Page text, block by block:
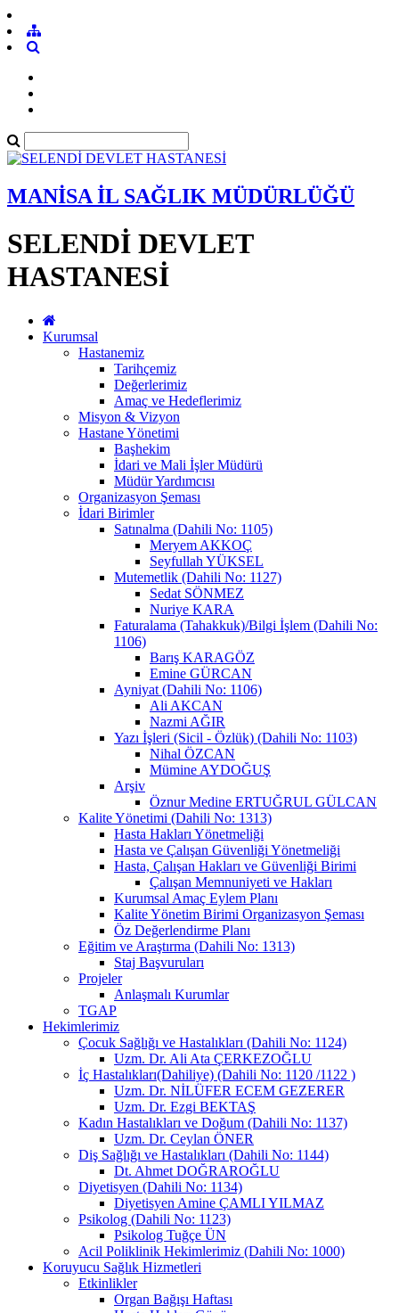
MANİSA İL SAĞLIK MÜDÜRLÜĞÜ
SELENDİ DEVLET
HASTANESİ
Kurumsal
Hastanemiz
Tarihçemiz
Değerlerimiz
Amaç ve Hedeflerimiz
Misyon & Vizyon
Hastane Yönetimi
Başhekim
İdari ve Mali İşler Müdürü
Müdür Yardımcısı
Organizasyon Şeması
İdari Birimler
Satınalma (Dahili No: 1105)
Meryem AKKOÇ
Seyfullah YÜKSEL
Mutemetlik (Dahili No: 1127)
Sedat SÖNMEZ
Nuriye KARA
Faturalama (Tahakkuk)/Bilgi İşlem (Dahili No:
1106)
Barış KARAGÖZ
Emine GÜRCAN
Ayniyat (Dahili No: 1106)
Ali AKCAN
Nazmi AĞIR
Yazı İşleri (Sicil - Özlük) (Dahili No: 1103)
Nihal ÖZCAN
Mümine AYDOĞUŞ
Arşiv
Öznur Medine ERTUĞRUL GÜLCAN
Kalite Yönetimi (Dahili No: 1313)
Hasta Hakları Yönetmeliği
Hasta ve Çalışan Güvenliği Yönetmeliği
Hasta, Çalışan Hakları ve Güvenliği Birimi
Çalışan Memnuniyeti ve Hakları
Kurumsal Amaç Eylem Planı
Kalite Yönetim Birimi Organizasyon Şeması
Öz Değerlendirme Planı
Eğitim ve Araştırma (Dahili No: 1313)
Staj Başvuruları
Projeler
Anlaşmalı Kurumlar
TGAP
Hekimlerimiz
Çocuk Sağlığı ve Hastalıkları (Dahili No: 1124)
Uzm. Dr. Ali Ata ÇERKEZOĞLU
İç Hastalıkları(Dahiliye) (Dahili No: 1120 /1122 )
Uzm. Dr. NİLÜFER ECEM GEZERER
Uzm. Dr. Ezgi BEKTAŞ
Kadın Hastalıkları ve Doğum (Dahili No: 1137)
Uzm. Dr. Ceylan ÖNER
Diş Sağlığı ve Hastalıkları (Dahili No: 1144)
Dt. Ahmet DOĞRAROĞLU
Diyetisyen (Dahili No: 1134)
Diyetisyen Amine ÇAMLI YILMAZ
Psikolog (Dahili No: 1123)
Psikolog Tuğçe ÜN
Acil Poliklinik Hekimlerimiz (Dahili No: 1000)
Koruyucu Sağlık Hizmetleri
Etkinlikler
Organ Bağışı Haftası